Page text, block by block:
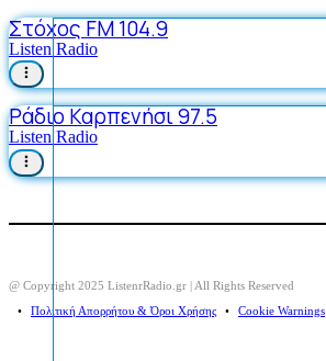
Στόχος FM 104.9
Listen Radio
Ράδιο Καρπενήσι 97.5
Listen Radio
@ Copyright 2025 ListenrRadio.gr | All Rights Reserved
⠀•⠀ Πολιτική Απορρήτου & Όροι Χρήσης ⠀•⠀ Cookie Warnings